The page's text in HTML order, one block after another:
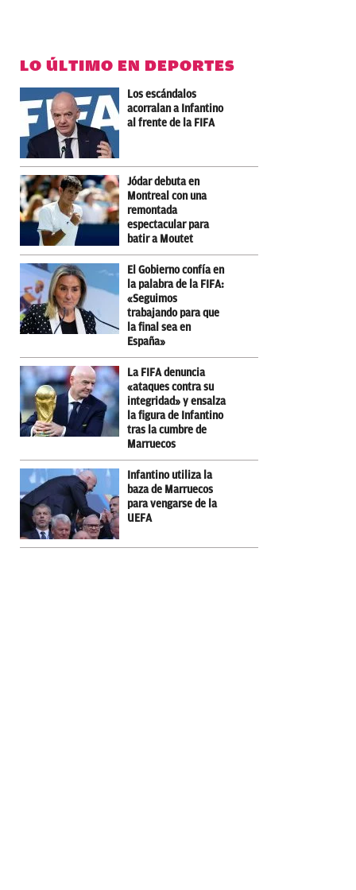
LO ÚLTIMO EN DEPORTES
Los escándalos
acorralan a Infantino
al frente de la FIFA
Jódar debuta en
Montreal con una
remontada
espectacular para
batir a Moutet
El Gobierno confía en
la palabra de la FIFA:
«Seguimos
trabajando para que
la final sea en
España»
La FIFA denuncia
«ataques contra su
integridad» y ensalza
la figura de Infantino
tras la cumbre de
Marruecos
Infantino utiliza la
baza de Marruecos
para vengarse de la
UEFA